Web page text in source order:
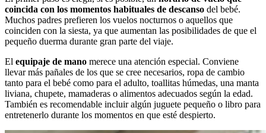
coincida con los momentos habituales de descanso del bebé.
Muchos padres prefieren los vuelos nocturnos o aquellos que
coinciden con la siesta, ya que aumentan las posibilidades de que el
pequeño duerma durante gran parte del viaje.
El equipaje de mano merece una atención especial. Conviene
llevar más pañales de los que se cree necesarios, ropa de cambio
tanto para el bebé como para el adulto, toallitas húmedas, una manta
liviana, chupete, mamaderas o alimentos adecuados según la edad.
También es recomendable incluir algún juguete pequeño o libro para
entretenerlo durante los momentos en que esté despierto.